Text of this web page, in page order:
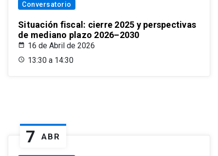
Conversatorio
Situación fiscal: cierre 2025 y perspectivas
de mediano plazo 2026–2030
16 de Abril de 2026
13:30 a 14:30
7 ABR